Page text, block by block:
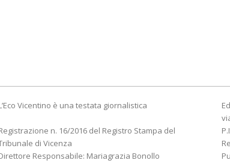
Vicentino è una testata giornalistica
n. 16/2016 del Registro Stampa del
di Vicenza
Responsabile: Mariagrazia Bonollo